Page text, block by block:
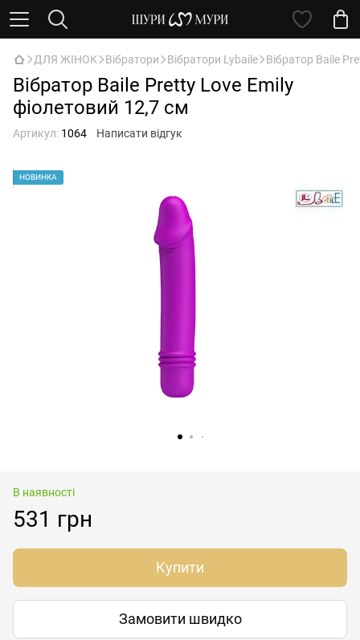
ДЛЯ ЖІНОК Вібратори Вібратори Lybaile Вібратор Baile
Вібратор Baile Pretty Love Emily
фіолетовий 12,7 см
Артикул: 1064 Написати відгук
НОВИНКА
В наявності
531 грн
Купити
Замовити швидко